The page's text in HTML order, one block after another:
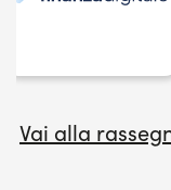
Vai alla